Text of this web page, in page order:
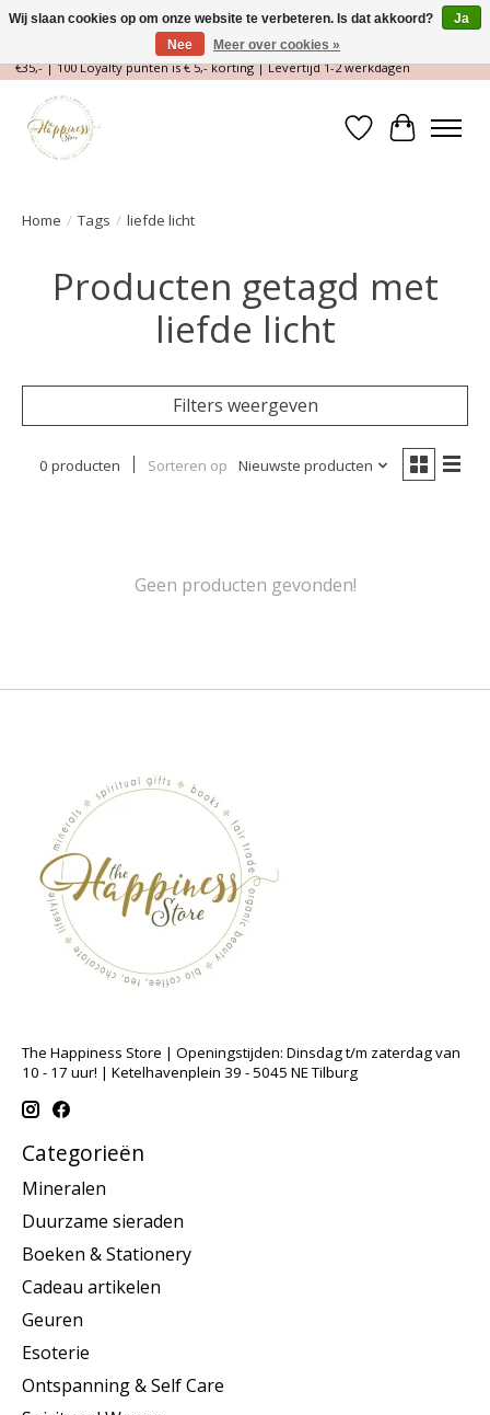
Magische Conceptstore, Edelstenen & Spirituele winkel | Gratis verzending >
€35,- | 100 Loyalty punten is € 5,- korting | Levertijd 1-2 werkdagen
Verlanglijst
Home / Tags / liefde licht
Producten getagd met
liefde licht
Filters weergeven
0 producten Sorteren op Nieuwste producten
Geen producten gevonden!
The Happiness Store | Openingstijden: Dinsdag t/m zaterdag van
10 - 17 uur! | Ketelhavenplein 39 - 5045 NE Tilburg
Categorieën
Mineralen
Duurzame sieraden
Boeken & Stationery
Cadeau artikelen
Geuren
Esoterie
Ontspanning & Self Care
Wij slaan cookies op om onze website te verbeteren. Is dat akkoord?
Ja
Nee
Meer over cookies »